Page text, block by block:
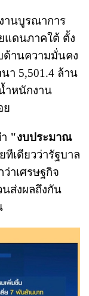
านบูรณาการ
แดนภาคใต้ ตั้ง
ด้านความมั่นคง
า 5,501.4 ล้าน
ำหนักงาน
ย
"งบประมาณ
ทีเดียวว่ารัฐบาล
าเศรษฐกิจ
นส่งผลถึงกัน